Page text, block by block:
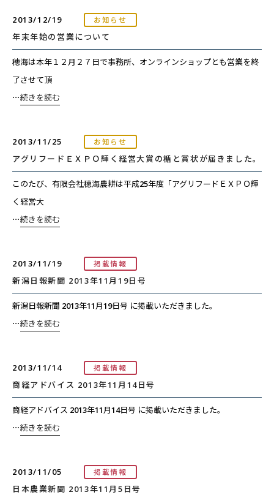
2013/12/19 お知らせ
年末年始の営業について
穂海は本年１２月２７日で事務所、オンラインショップとも営業を終
了させて頂
⋯続きを読む
2013/11/25 お知らせ
アグリフードＥＸＰＯ輝く経営大賞の楯と賞状が届きました。
このたび、有限会社穂海農耕は平成25年度「アグリフードＥＸＰＯ輝
く経営大
⋯続きを読む
2013/11/19 掲載情報
新潟日報新聞 2013年11月19日号
新潟日報新聞 2013年11月19日号 に掲載いただきました。
⋯続きを読む
2013/11/14 掲載情報
商経アドバイス 2013年11月14日号
商経アドバイス 2013年11月14日号 に掲載いただきました。
⋯続きを読む
2013/11/05 掲載情報
日本農業新聞 2013年11月5日号